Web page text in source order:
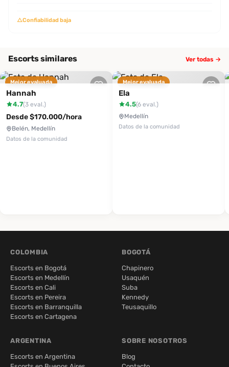
△Confiabilidad baja
Escorts similares Ver todas →
Mejor evaluada
Hannah
4.7(3 eval.)
Desde $170.000/hora
Belén, Medellín
Datos de la comunidad
Mejor evaluada
Ela
4.5(6 eval.)
Medellín
Datos de la comunidad
COLOMBIA
Escorts en Bogotá
Escorts en Medellín
Escorts en Cali
Escorts en Pereira
Escorts en Barranquilla
Escorts en Cartagena
BOGOTÁ
Chapinero
Usaquén
Suba
Kennedy
Teusaquillo
ARGENTINA
Escorts en Argentina
SOBRE NOSOTROS
Blog